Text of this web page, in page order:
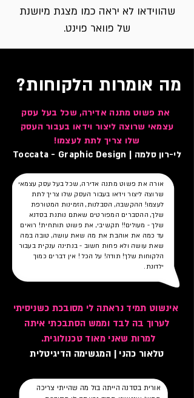
שהווידאו לא יראה כמו מצגת מיושנת
של פוואר פוינט.
מה אומרות הלקוחות?
את פשוט מתנה אדירה, שכל בעל עסק
עצמאי שרוצה ליצור וידאו בעבור העסק
שלו צריך לתת לעצמו!
לי-רון סלמה | Toccata - Graphic Design
אורה את פשוט מתנה אדירה, שכל בעל עסק עצמאי
שרוצה ליצור וידאו בעבור העסק שלו צריך לתת
לעצמו! ההקשבה, הסבלנות, הזמינות המטורפת
שלך, ההסברים המפורטים שאתם נותנת בסדנא
שלך - מעולים!! תקשיבי, את פשוט תותחית! רואים
עד כמה את אוהבת את מה שאת עושה, טובה במה
שאת עושה ולא פחות חשוב - בנתינה ענקית בעבור
הלקוחות שלך! תודה! על הכל ! אין דברים כמוך
ילדונת.
אינשוט תמיד נראתה לי מסובכת כשניסיתי
לערוך בה לבד וממש הסתבכתי איתה
למרות שאני מאוד טכנולוגית.
טלאור כהני | המגשימה הדיגיטלית
אורית בסדנה הייתה בול מה שהייתי צריכה